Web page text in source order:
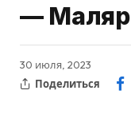
— Маляр
30 июля, 2023
Поделиться